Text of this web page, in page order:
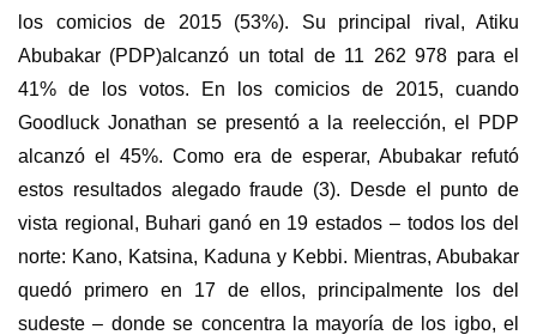
los comicios de 2015 (53%). Su principal rival, Atiku
Abubakar (PDP)alcanzó un total de 11 262 978 para el
41% de los votos. En los comicios de 2015, cuando
Goodluck Jonathan se presentó a la reelección, el PDP
alcanzó el 45%. Como era de esperar, Abubakar refutó
estos resultados alegado fraude (3). Desde el punto de
vista regional, Buhari ganó en 19 estados – todos los del
norte: Kano, Katsina, Kaduna y Kebbi. Mientras, Abubakar
quedó primero en 17 de ellos, principalmente los del
sudeste – donde se concentra la mayoría de los igbo, el